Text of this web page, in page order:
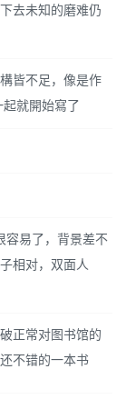
去未知的磨难仍
皆不足，像是作
就開始寫了
容易了，背景差不
相对，双面人
正常对图书馆的
不错的一本书